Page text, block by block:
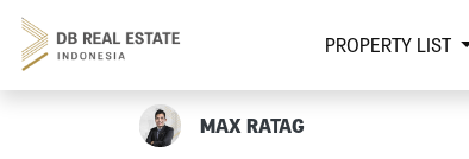
PROPERTY LIST
MAX RATAG